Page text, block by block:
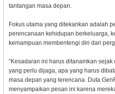
tantangan masa depan.
Fokus utama yang ditekankan adalah
perencanaan kehidupan berkeluarga,
kemampuan membentengi diri dari
“Kesadaran ini harus ditanamkan
yang perlu dijaga, apa yang harus
masa depan yang terencana. Duta
menyampaikan pesan ini karena